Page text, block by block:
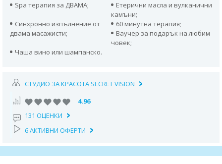
Spa терапия за ДВАМА;
Етерични масла и вулканични
камъни;
Синхронно изпълнение от
двама масажисти;
60 минутна терапия;
Ваучер за подарък на любим
човек;
Чаша вино или шампанско.
СТУДИО ЗА КРАСОТА SECRET VISION
4.96
131 ОЦЕНКИ
6 АКТИВНИ ОФЕРТИ